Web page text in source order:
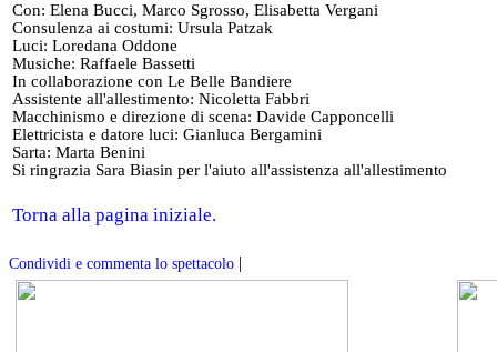
Con: Elena Bucci, Marco Sgrosso, Elisabetta Vergani
Consulenza ai costumi: Ursula Patzak
Luci: Loredana Oddone
Musiche: Raffaele Bassetti
In collaborazione con Le Belle Bandiere
Assistente all'allestimento: Nicoletta Fabbri
Macchinismo e direzione di scena: Davide Capponcelli
Elettricista e datore luci: Gianluca Bergamini
Sarta: Marta Benini
Si ringrazia Sara Biasin per l'aiuto all'assistenza all'allestimento
Torna alla pagina iniziale.
Condividi e commenta lo spettacolo |